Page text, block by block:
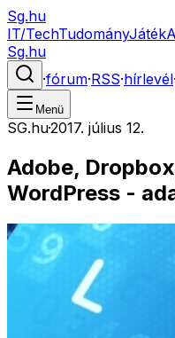
Sg.hu
IT/TechTudományJáték
Sg.hu
·fórum·RSS·hírlevél·
Menü
SG.hu·2017. július 12.
Adobe,
WordPress -